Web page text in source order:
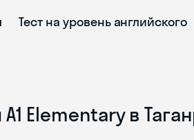
Тест на уровень английского
Elementary в